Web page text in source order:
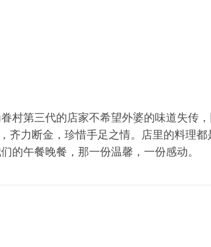
村第三代的店家不希望外婆的味道失传
齐力断金，珍惜手足之情。店里的料理都
的午餐晚餐，那一份温馨，一份感动。